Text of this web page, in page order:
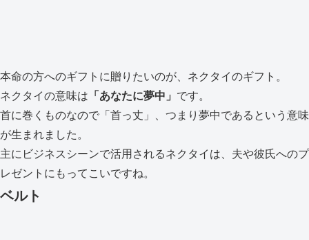
本命の方へのギフトに贈りたいのが、ネクタイのギフト。
ネクタイの意味は 「あなたに夢中」 です。
首に巻くものなので「首っ丈」、つまり夢中であるという意味
が生まれました。
主にビジネスシーンで活用されるネクタイは、夫や彼氏へのプ
レゼントにもってこいですね。
ベルト